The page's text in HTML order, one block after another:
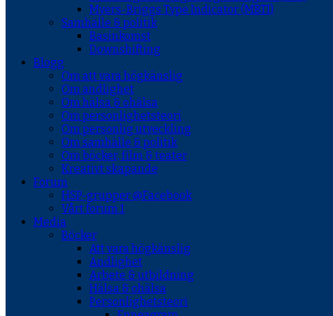
Myers-Briggs Type Indicator (MBTI)
Samhälle & politik
Basinkomst
Downshifting
Blogg
Om att vara högkänslig
Om andlighet
Om hälsa & ohälsa
Om personlighetsteori
Om personlig utveckling
Om samhälle & politik
Om böcker, film & teater
Kreativt skapande
Forum
HSP-grupper @Facebook
Vårt forum 1
Media
Böcker
Att vara högkänslig
Andlighet
Arbete & utbildning
Hälsa & ohälsa
Personlighetsteori